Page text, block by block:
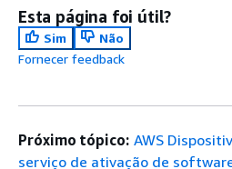
Esta página foi útil?
Sim
Não
Fornecer feedback
Próximo tópico: AWS
serviço de ativação de